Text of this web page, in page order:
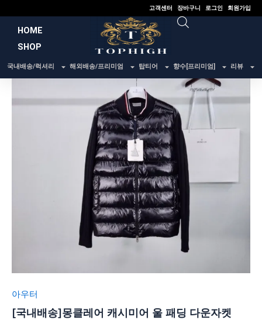
건
너
고객센터 장바구니 로그인 회원가입
HOME
SHOP
국내배송/럭셔리 해외배송/프리미엄 탑티어 향수[프리미엄] 리뷰
아우터
[국내배송]몽클레어 캐시미어 울 패딩 다운자켓